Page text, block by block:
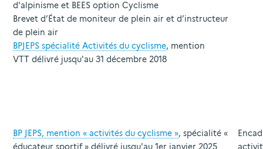
d'alpinisme et BEES option Cyclisme
Brevet d’État de moniteur de plein air et d’instructeur
de plein air
BPJEPS spécialité Activités du cyclisme, mention
VTT délivré jusqu'au 31 décembre 2018
BP JEPS, mention « activités du cyclisme », spécialité «
éducateur sportif » délivré jusqu'au 1er janvier 2025